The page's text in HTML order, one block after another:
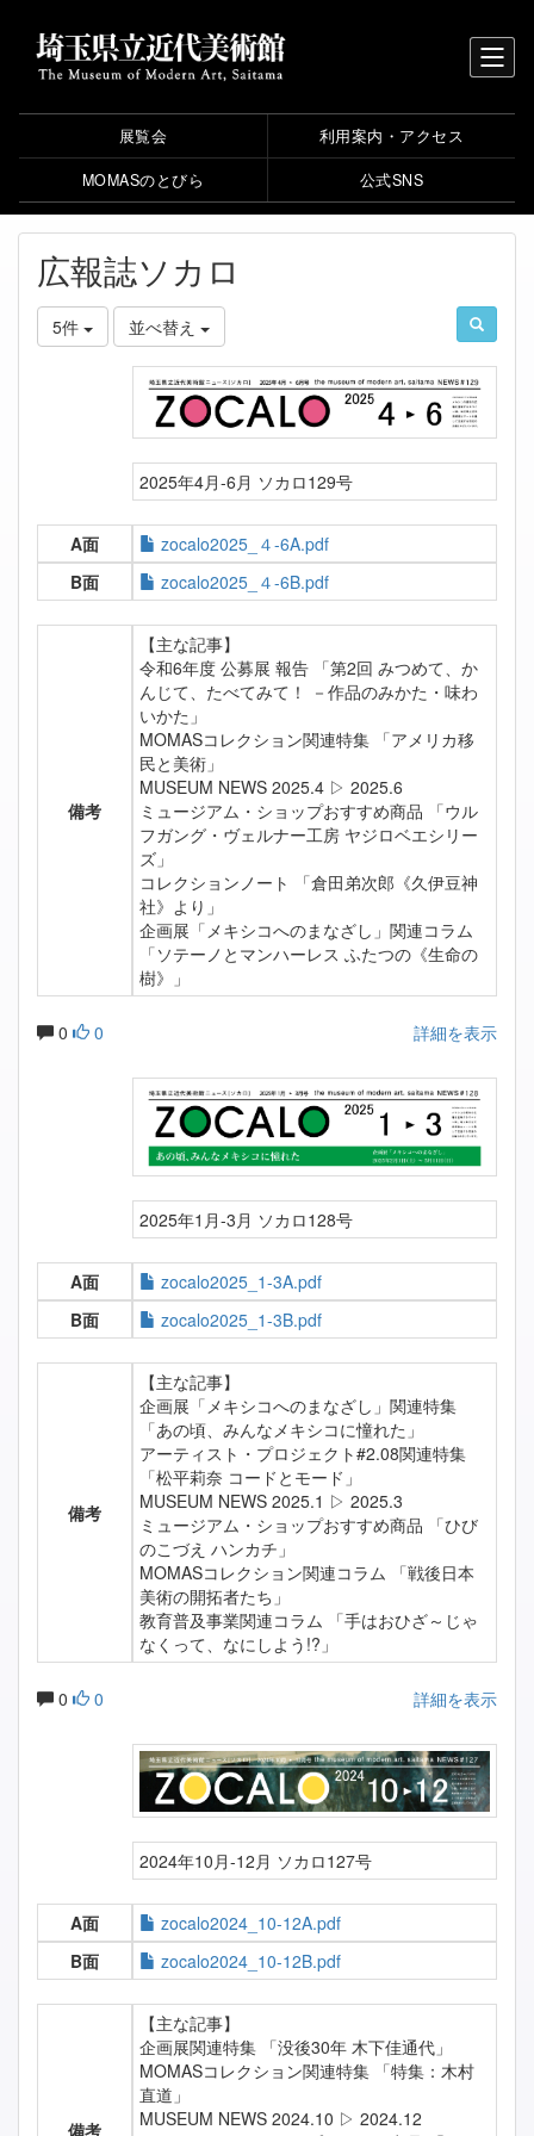
展覧会 利用案内・アクセス
MOMASのとびら 公式SNS
広報誌ソカロ
5件 並べ替え
2025年4月-6月 ソカロ129号
A面
zocalo2025_４-6A.pdf
B面
zocalo2025_４-6B.pdf
備考
【主な記事】
令和6年度 公募展 報告 「第2回 みつめて、か
んじて、たべてみて！ －作品のみかた・味わ
いかた」
MOMASコレクション関連特集 「アメリカ移
民と美術」
MUSEUM NEWS 2025.4 ▷ 2025.6
ミュージアム・ショップおすすめ商品 「ウル
フガング・ヴェルナー工房 ヤジロベエシリー
ズ」
コレクションノート 「倉田弟次郎《久伊豆神
社》より」
企画展「メキシコへのまなざし」関連コラム
「ソテーノとマンハーレス ふたつの《生命の
樹》」
0 0 詳細を表示
2025年1月-3月 ソカロ128号
A面
zocalo2025_1-3A.pdf
B面
zocalo2025_1-3B.pdf
備考
【主な記事】
企画展「メキシコへのまなざし」関連特集
「あの頃、みんなメキシコに憧れた」
アーティスト・プロジェクト#2.08関連特集
「松平莉奈 コードとモード」
MUSEUM NEWS 2025.1 ▷ 2025.3
ミュージアム・ショップおすすめ商品 「ひび
のこづえ ハンカチ」
MOMASコレクション関連コラム 「戦後日本
美術の開拓者たち」
教育普及事業関連コラム 「手はおひざ～じゃ
なくって、なにしよう!?」
0 0 詳細を表示
2024年10月-12月 ソカロ127号
A面
zocalo2024_10-12A.pdf
B面
zocalo2024_10-12B.pdf
備考
【主な記事】
企画展関連特集 「没後30年 木下佳通代」
MOMASコレクション関連特集 「特集：木村
直道」
MUSEUM NEWS 2024.10 ▷ 2024.12